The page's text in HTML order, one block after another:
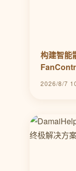
构建智能
2026/8/7